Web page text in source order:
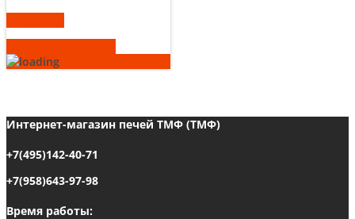
Интернет-магазин печей ТМФ (ТМФ)
+7(495)142-40-71
+7(958)643-97-98
Время работы: